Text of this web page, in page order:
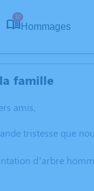
12
Hommages
famille
amis,
tristesse que
d’arbre